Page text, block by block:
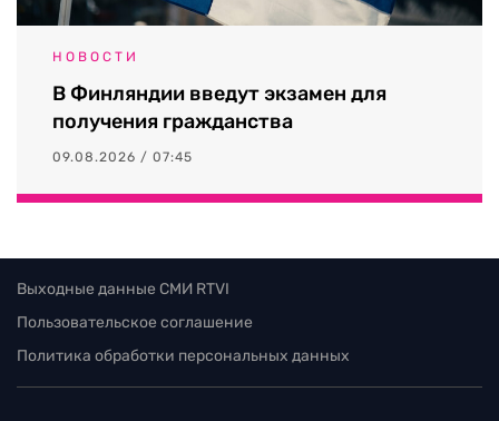
НОВОСТИ
В Финляндии введут экзамен для
получения гражданства
09.08.2026 / 07:45
Выходные данные СМИ RTVI
Пользовательское соглашение
Политика обработки персональных данных